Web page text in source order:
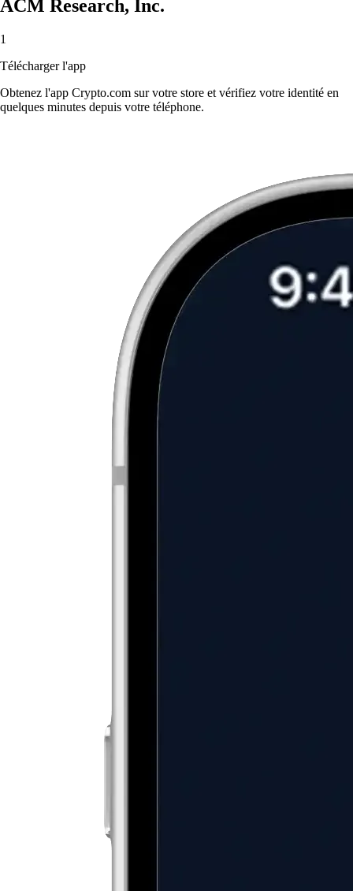
ACM Research, Inc.
1
Télécharger l'app
Obtenez l'app Crypto.com sur votre store et vérifiez votre identité en
quelques minutes depuis votre téléphone.